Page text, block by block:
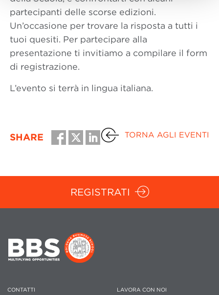
partecipanti delle scorse edizioni.
Un’occasione per trovare la risposta a tutti i
tuoi quesiti. Per partecipare alla
presentazione ti invitiamo a compilare il form
di registrazione.
L’evento si terrà in lingua italiana.
SHARE TORNA AGLI EVENTI
REGISTRATI
CONTATTI LAVORA CON NOI